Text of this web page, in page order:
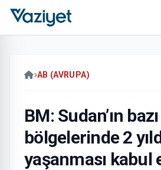
AB (AVRUPA)
BM: Sudan’ın bazı
bölgelerinde 2
yaşanması kabul